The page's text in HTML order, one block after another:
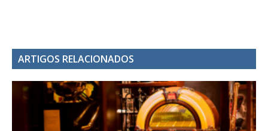
ARTIGOS RELACIONADOS